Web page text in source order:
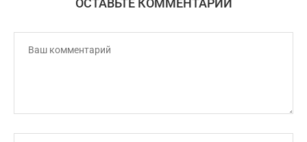
ОСТАВЬТЕ КОММЕНТАРИЙ